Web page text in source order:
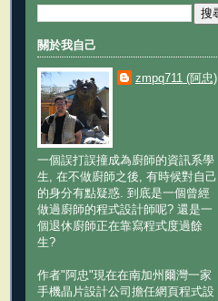
關於我自己
zmpq711 (阿忠)
一個誤打誤撞成為廚師的資訊系學
生, 在不做廚師之後, 有時候對自己
的身分有點疑惑. 到底是一個曾經
做過廚師的程式設計師呢? 還是一
個退休廚師正在靠寫程式度過餘
生?
作者"阿忠"現在在南加州爾灣一家
手機晶片設計公司擔任網頁程式設